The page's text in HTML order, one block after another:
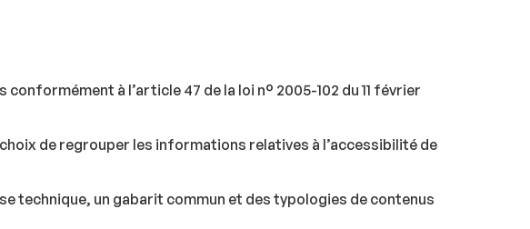
à l’article 47 de la loi n° 2005-102 du 11 février
de regrouper les informations relatives à l’accessibilité de
technique, un gabarit commun et des typologies de contenus